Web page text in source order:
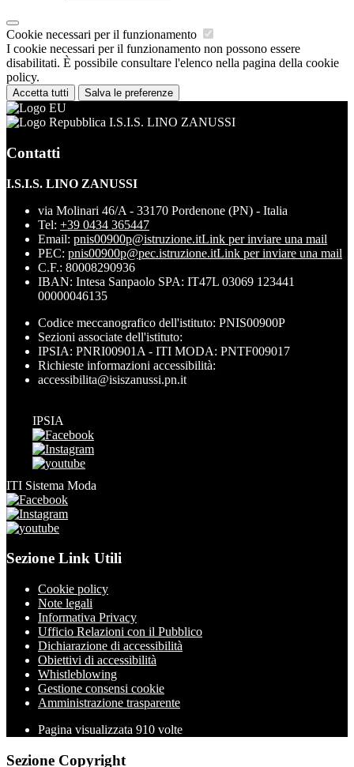
Cookie necessari per il funzionamento
I cookie necessari per il funzionamento non possono essere
disabilitati. È possibile consultare l'elenco nella pagina della cookie
policy.
Accetta tutti Salva le preferenze
I.S.I.S. LINO ZANUSSI
Contatti
I.S.I.S. LINO ZANUSSI
via Molinari 46/A - 33170 Pordenone (PN) - Italia
Tel: +39 0434 365447
Email: pnis00900p@istruzione.itLink per inviare una mail
PEC: pnis00900p@pec.istruzione.itLink per inviare una mail
C.F.: 80008290936
IBAN: Intesa Sanpaolo SPA: IT47L 03069 123441
00000046135
Codice meccanografico dell'istituto: PNIS00900P
Sezioni associate dell'istituto:
IPSIA: PNRI00901A - ITI MODA: PNTF009017
Richieste informazioni accessibilità:
accessibilita@isiszanussi.pn.it
IPSIA
ITI Sistema Moda
Sezione Link Utili
Cookie policy
Note legali
Informativa Privacy
Ufficio Relazioni con il Pubblico
Dichiarazione di accessibilità
Obiettivi di accessibilità
Whistleblowing
Gestione consensi cookie
Amministrazione trasparente
Pagina visualizzata 910 volte
Sezione Copyright